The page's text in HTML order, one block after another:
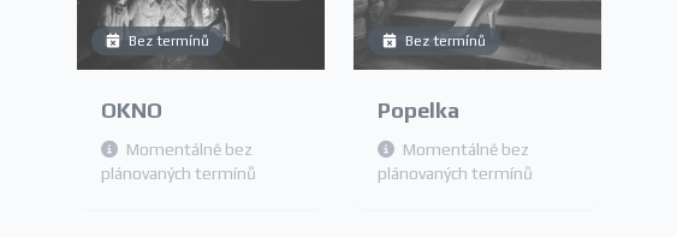
Bez termínů
OKNO
Momentálně bez
plánovaných termínů
Bez termínů
Popelka
Momentálně bez
plánovaných termínů